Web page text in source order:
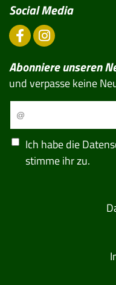
Social Media
Abonniere unseren
und verpasse keine
Ich habe die
stimme ihr zu.